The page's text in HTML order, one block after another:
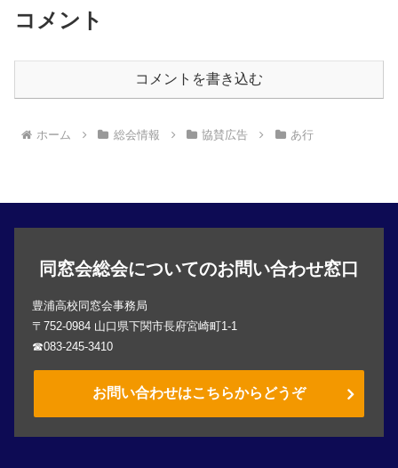
コメント
コメントを書き込む
ホーム 総会情報 協賛広告 あ行
同窓会総会についてのお問い合わせ窓口
豊浦高校同窓会事務局
〒752-0984 山口県下関市長府宮崎町1-1
☎083-245-3410
お問い合わせはこちらからどうぞ